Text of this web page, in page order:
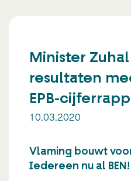
Minister
resultaten
EPB-
10.03.2020
Vlaming bouwt
Iedereen nu al BEN!